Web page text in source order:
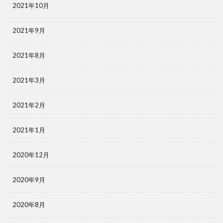
2021年10月
2021年9月
2021年8月
2021年3月
2021年2月
2021年1月
2020年12月
2020年9月
2020年8月